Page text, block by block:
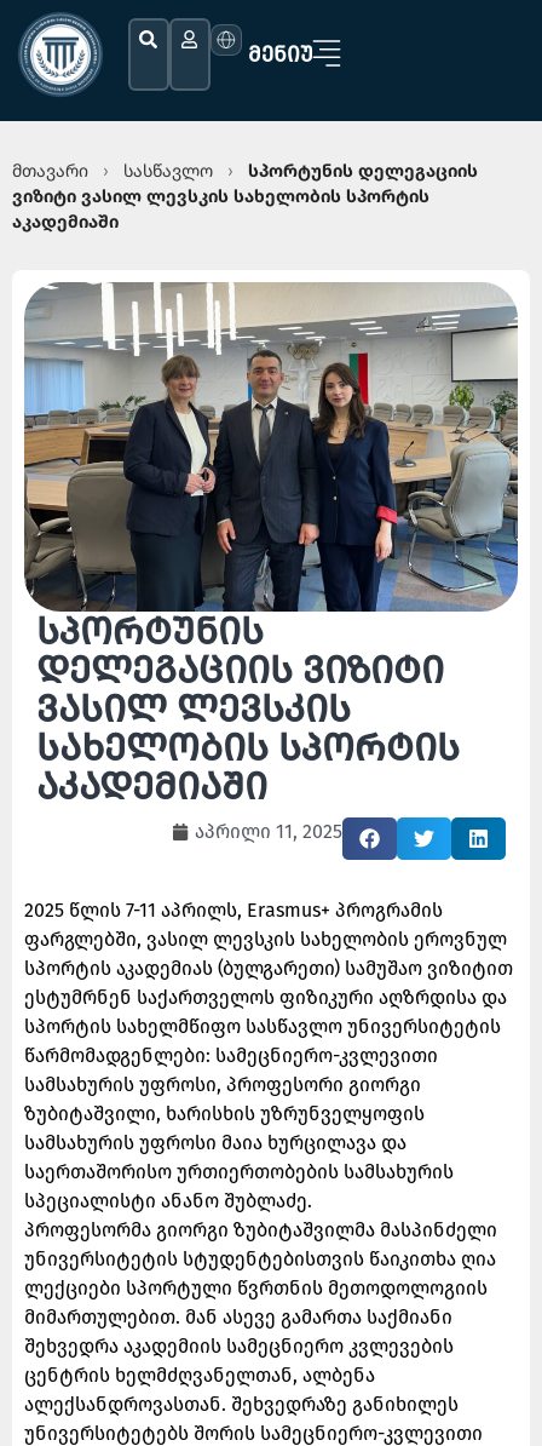
ᲛᲔᲜᲘᲣ
მთავარი › სასწავლო ›
სპორტუნის დელეგაციის
ვიზიტი ვასილ ლევსკის სახელობის სპორტის
აკადემიაში
სპორტუნის
დელეგაციის ვიზიტი
ვასილ ლევსკის
სახელობის სპორტის
აკადემიაში
აპრილი 11, 2025
2025 წლის 7-11 აპრილს, Erasmus+ პროგრამის
ფარგლებში, ვასილ ლევსკის სახელობის ეროვნულ
სპორტის აკადემიას (ბულგარეთი) სამუშაო ვიზიტით
ესტუმრნენ საქართველოს ფიზიკური აღზრდისა და
სპორტის სახელმწიფო სასწავლო უნივერსიტეტის
წარმომადგენლები: სამეცნიერო-კვლევითი
სამსახურის უფროსი, პროფესორი გიორგი
ზუბიტაშვილი, ხარისხის უზრუნველყოფის
სამსახურის უფროსი მაია ხურცილავა და
საერთაშორისო ურთიერთობების სამსახურის
სპეციალისტი ანანო შუბლაძე.
პროფესორმა გიორგი ზუბიტაშვილმა მასპინძელი
უნივერსიტეტის სტუდენტებისთვის წაიკითხა ღია
ლექციები სპორტული წვრთნის მეთოდოლოგიის
მიმართულებით. მან ასევე გამართა საქმიანი
შეხვედრა აკადემიის სამეცნიერო კვლევების
ცენტრის ხელმძღვანელთან, ალბენა
ალექსანდროვასთან. შეხვედრაზე განიხილეს
უნივერსიტეტებს შორის სამეცნიერო-კვლევითი